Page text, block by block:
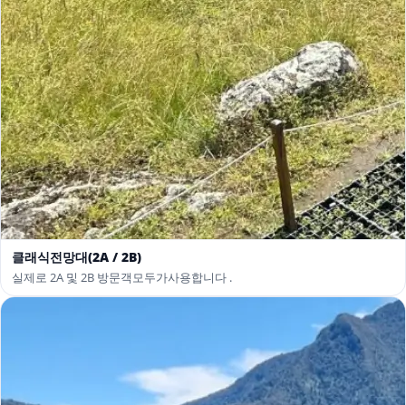
클래식전망대(2A / 2B)
실제로 2A 및 2B 방문객모두가사용합니다 .